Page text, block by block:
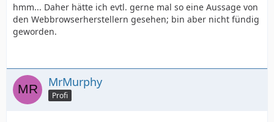
hmm... Daher hätte ich evtl. gerne mal so eine Aussage von
den Webbrowserherstellern gesehen; bin aber nicht fündig
geworden.
MrMurphy
Profi